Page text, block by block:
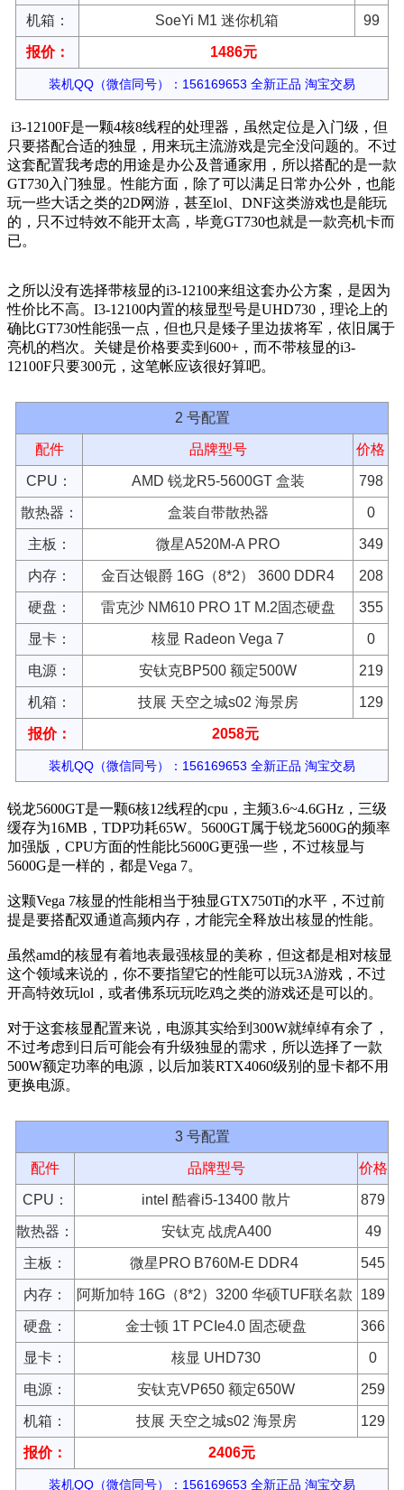
机箱： SoeYi M1 迷你机箱 99
报价： 1486元
装机QQ（微信同号）：156169653 全新正品 淘宝交易
i3-12100F是一颗4核8线程的处理器，虽然定位是入门级，但
只要搭配合适的独显，用来玩主流游戏是完全没问题的。不过
这套配置我考虑的用途是办公及普通家用，所以搭配的是一款
GT730入门独显。性能方面，除了可以满足日常办公外，也能
玩一些大话之类的2D网游，甚至lol、DNF这类游戏也是能玩
的，只不过特效不能开太高，毕竟GT730也就是一款亮机卡而
已。
之所以没有选择带核显的i3-12100来组这套办公方案，是因为
性价比不高。I3-12100内置的核显型号是UHD730，理论上的
确比GT730性能强一点，但也只是矮子里边拔将军，依旧属于
亮机的档次。关键是价格要卖到600+，而不带核显的i3-
12100F只要300元，这笔帐应该很好算吧。
2 号配置
配件 品牌型号 价格
CPU： AMD 锐龙R5-5600GT 盒装 798
散热器： 盒装自带散热器 0
主板： 微星A520M-A PRO 349
内存： 金百达银爵 16G（8*2） 3600 DDR4 208
硬盘： 雷克沙 NM610 PRO 1T M.2固态硬盘 355
显卡： 核显 Radeon Vega 7 0
电源： 安钛克BP500 额定500W 219
机箱： 技展 天空之城s02 海景房 129
报价： 2058元
装机QQ（微信同号）：156169653 全新正品 淘宝交易
锐龙5600GT是一颗6核12线程的cpu，主频3.6~4.6GHz，三级
缓存为16MB，TDP功耗65W。5600GT属于锐龙5600G的频率
加强版，CPU方面的性能比5600G更强一些，不过核显与
5600G是一样的，都是Vega 7。
这颗Vega 7核显的性能相当于独显GTX750Ti的水平，不过前
提是要搭配双通道高频内存，才能完全释放出核显的性能。
虽然amd的核显有着地表最强核显的美称，但这都是相对核显
这个领域来说的，你不要指望它的性能可以玩3A游戏，不过
开高特效玩lol，或者佛系玩玩吃鸡之类的游戏还是可以的。
对于这套核显配置来说，电源其实给到300W就绰绰有余了，
不过考虑到日后可能会有升级独显的需求，所以选择了一款
500W额定功率的电源，以后加装RTX4060级别的显卡都不用
更换电源。
3 号配置
配件 品牌型号 价格
CPU： intel 酷睿i5-13400 散片 879
散热器： 安钛克 战虎A400 49
主板： 微星PRO B760M-E DDR4 545
内存： 阿斯加特 16G（8*2）3200 华硕TUF联名款 189
硬盘： 金士顿 1T PCIe4.0 固态硬盘 366
显卡： 核显 UHD730 0
电源： 安钛克VP650 额定650W 259
机箱： 技展 天空之城s02 海景房 129
报价： 2406元